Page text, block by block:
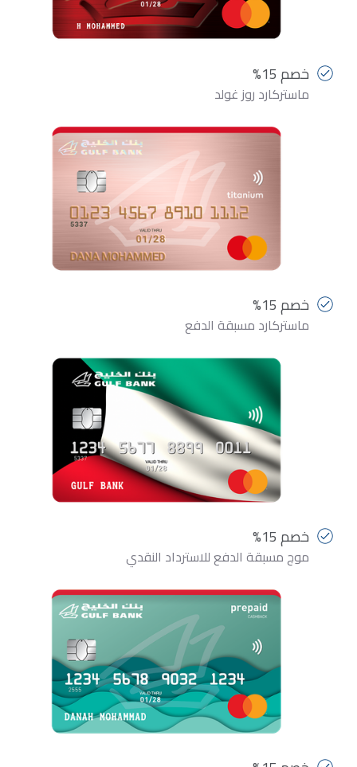
خصم 15%
ماستركارد روز غولد
خصم 15%
ماستركارد مسبقة الدفع
خصم 15%
موج مسبقة الدفع للاسترداد النقدي